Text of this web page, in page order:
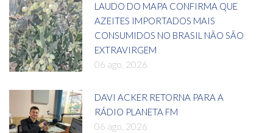
LAUDO DO MAPA CONFIRMA QUE
AZEITES IMPORTADOS MAIS
CONSUMIDOS NO BRASIL NÃO SÃO
EXTRAVIRGEM
06 ago, 2026
DAVI ACKER RETORNA PARA A
RÁDIO PLANETA FM
06 ago, 2026